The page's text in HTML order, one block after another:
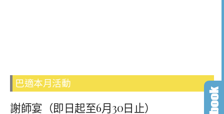
巴適本月活動
謝師宴（即日起至6月30日止）